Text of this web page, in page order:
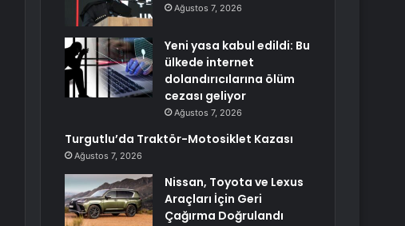
Ağustos 7, 2026
Yeni yasa kabul edildi: Bu
ülkede internet
dolandırıcılarına ölüm
cezası geliyor
Ağustos 7, 2026
Turgutlu’da Traktör-Motosiklet Kazası
Ağustos 7, 2026
Nissan, Toyota ve Lexus
Araçları İçin Geri
Çağırma Doğrulandı